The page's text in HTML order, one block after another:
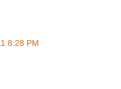
8:28 PM